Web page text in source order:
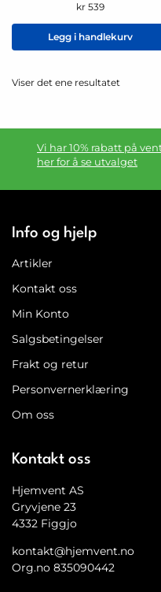
kr539
Legg i handlekurv
Viser det ene resultatet
Vi har 10% rabatt på
her for å se utvalget
Info og hjelp
Artikler
Kontakt oss
Min Konto
Salgsbetingelser
Frakt og retur
Personvernerklæring
Om oss
Kontakt oss
Hjemvent AS
Gryvjene 23
4332 Figgjo
kontakt@hjemvent.no
Org.no 835090442